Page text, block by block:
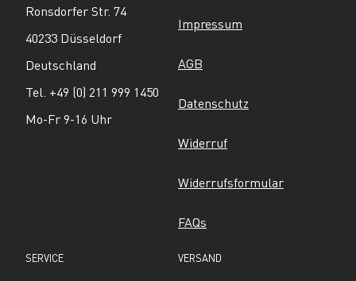
Ronsdorfer Str. 74
40233 Düsseldorf
Deutschland
Tel. +49 (0) 211 999 1450
Mo-Fr 9-16 Uhr
Impressum
AGB
Datenschutz
Widerruf
Widerrufsformular
FAQs
SERVICE VERSAND